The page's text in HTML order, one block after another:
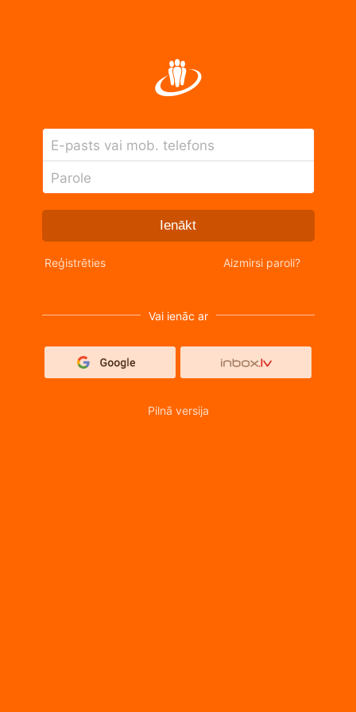
E-pasts vai mob. telefons
Parole
Ienākt
Reģistrēties Aizmirsi paroli?
Vai ienāc ar
Pilnā versija